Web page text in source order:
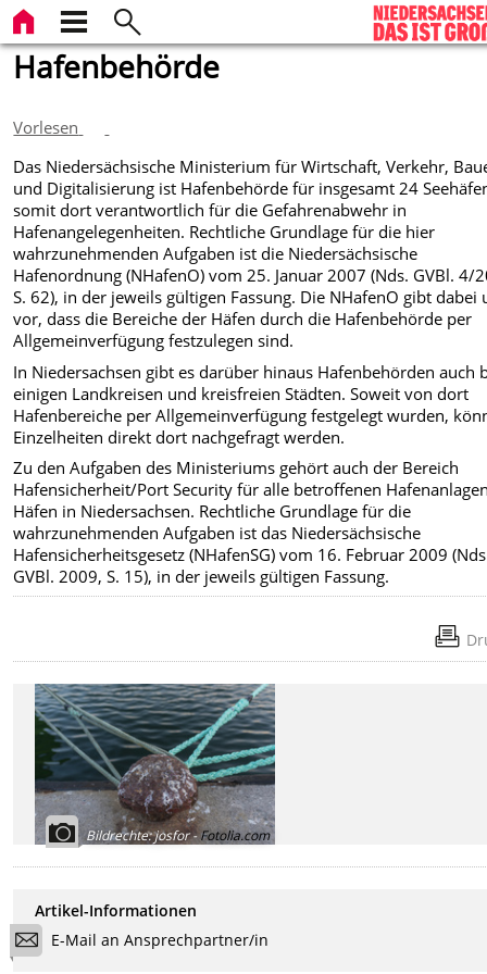
Hafenbehörde
Vorlesen
Das Niedersächsische Ministerium für Wirtschaft, Verkehr,
und Digitalisierung ist Hafenbehörde für insgesamt 24
somit dort verantwortlich für die Gefahrenabwehr in
Hafenangelegenheiten. Rechtliche Grundlage für die hier
wahrzunehmenden Aufgaben ist die Niedersächsische
Hafenordnung (NHafenO) vom 25. Januar 2007 (Nds. GVBl. 4/
S. 62), in der jeweils gültigen Fassung. Die NHafenO gibt dabei
vor, dass die Bereiche der Häfen durch die Hafenbehörde per
Allgemeinverfügung festzulegen sind.
In Niedersachsen gibt es darüber hinaus Hafenbehörden auch
einigen Landkreisen und kreisfreien Städten. Soweit von dort
Hafenbereiche per Allgemeinverfügung festgelegt wurden,
Einzelheiten direkt dort nachgefragt werden.
Zu den Aufgaben des Ministeriums gehört auch der Bereich
Hafensicherheit/Port Security für alle betroffenen
Häfen in Niedersachsen. Rechtliche Grundlage für die
wahrzunehmenden Aufgaben ist das Niedersächsische
Hafensicherheitsgesetz (NHafenSG) vom 16. Februar 2009
GVBl. 2009, S. 15), in der jeweils gültigen Fassung.
Bildrechte:josfor -Fotolia.com
Artikel-Informationen
E-Mail an Ansprechpartner/in